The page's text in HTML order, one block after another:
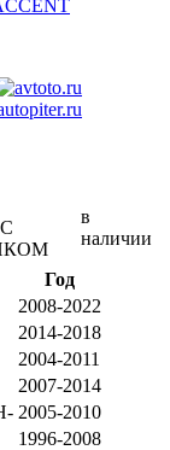
в
наличии
Год
2008-2022
2014-2018
2004-2011
2007-2014
2005-2010
1996-2008